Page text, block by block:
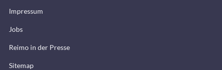
Impressum
Jobs
Reimo in der Presse
Sitemap